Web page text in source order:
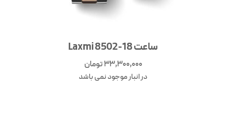
ساعت Laxmi 8502-18
33,300,000تومان
در انبار موجود نمی باشد